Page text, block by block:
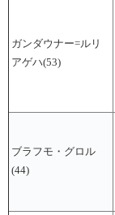
ガンダウナー=ルリ
アゲハ(53)
ブラフモ・グロル
(44)